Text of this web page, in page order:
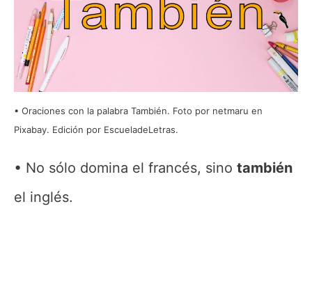
Oraciones con la palabra También. Foto por netmaru en
Pixabay. Edición por EscueladeLetras.
No sólo domina el francés, sino también
el inglés.